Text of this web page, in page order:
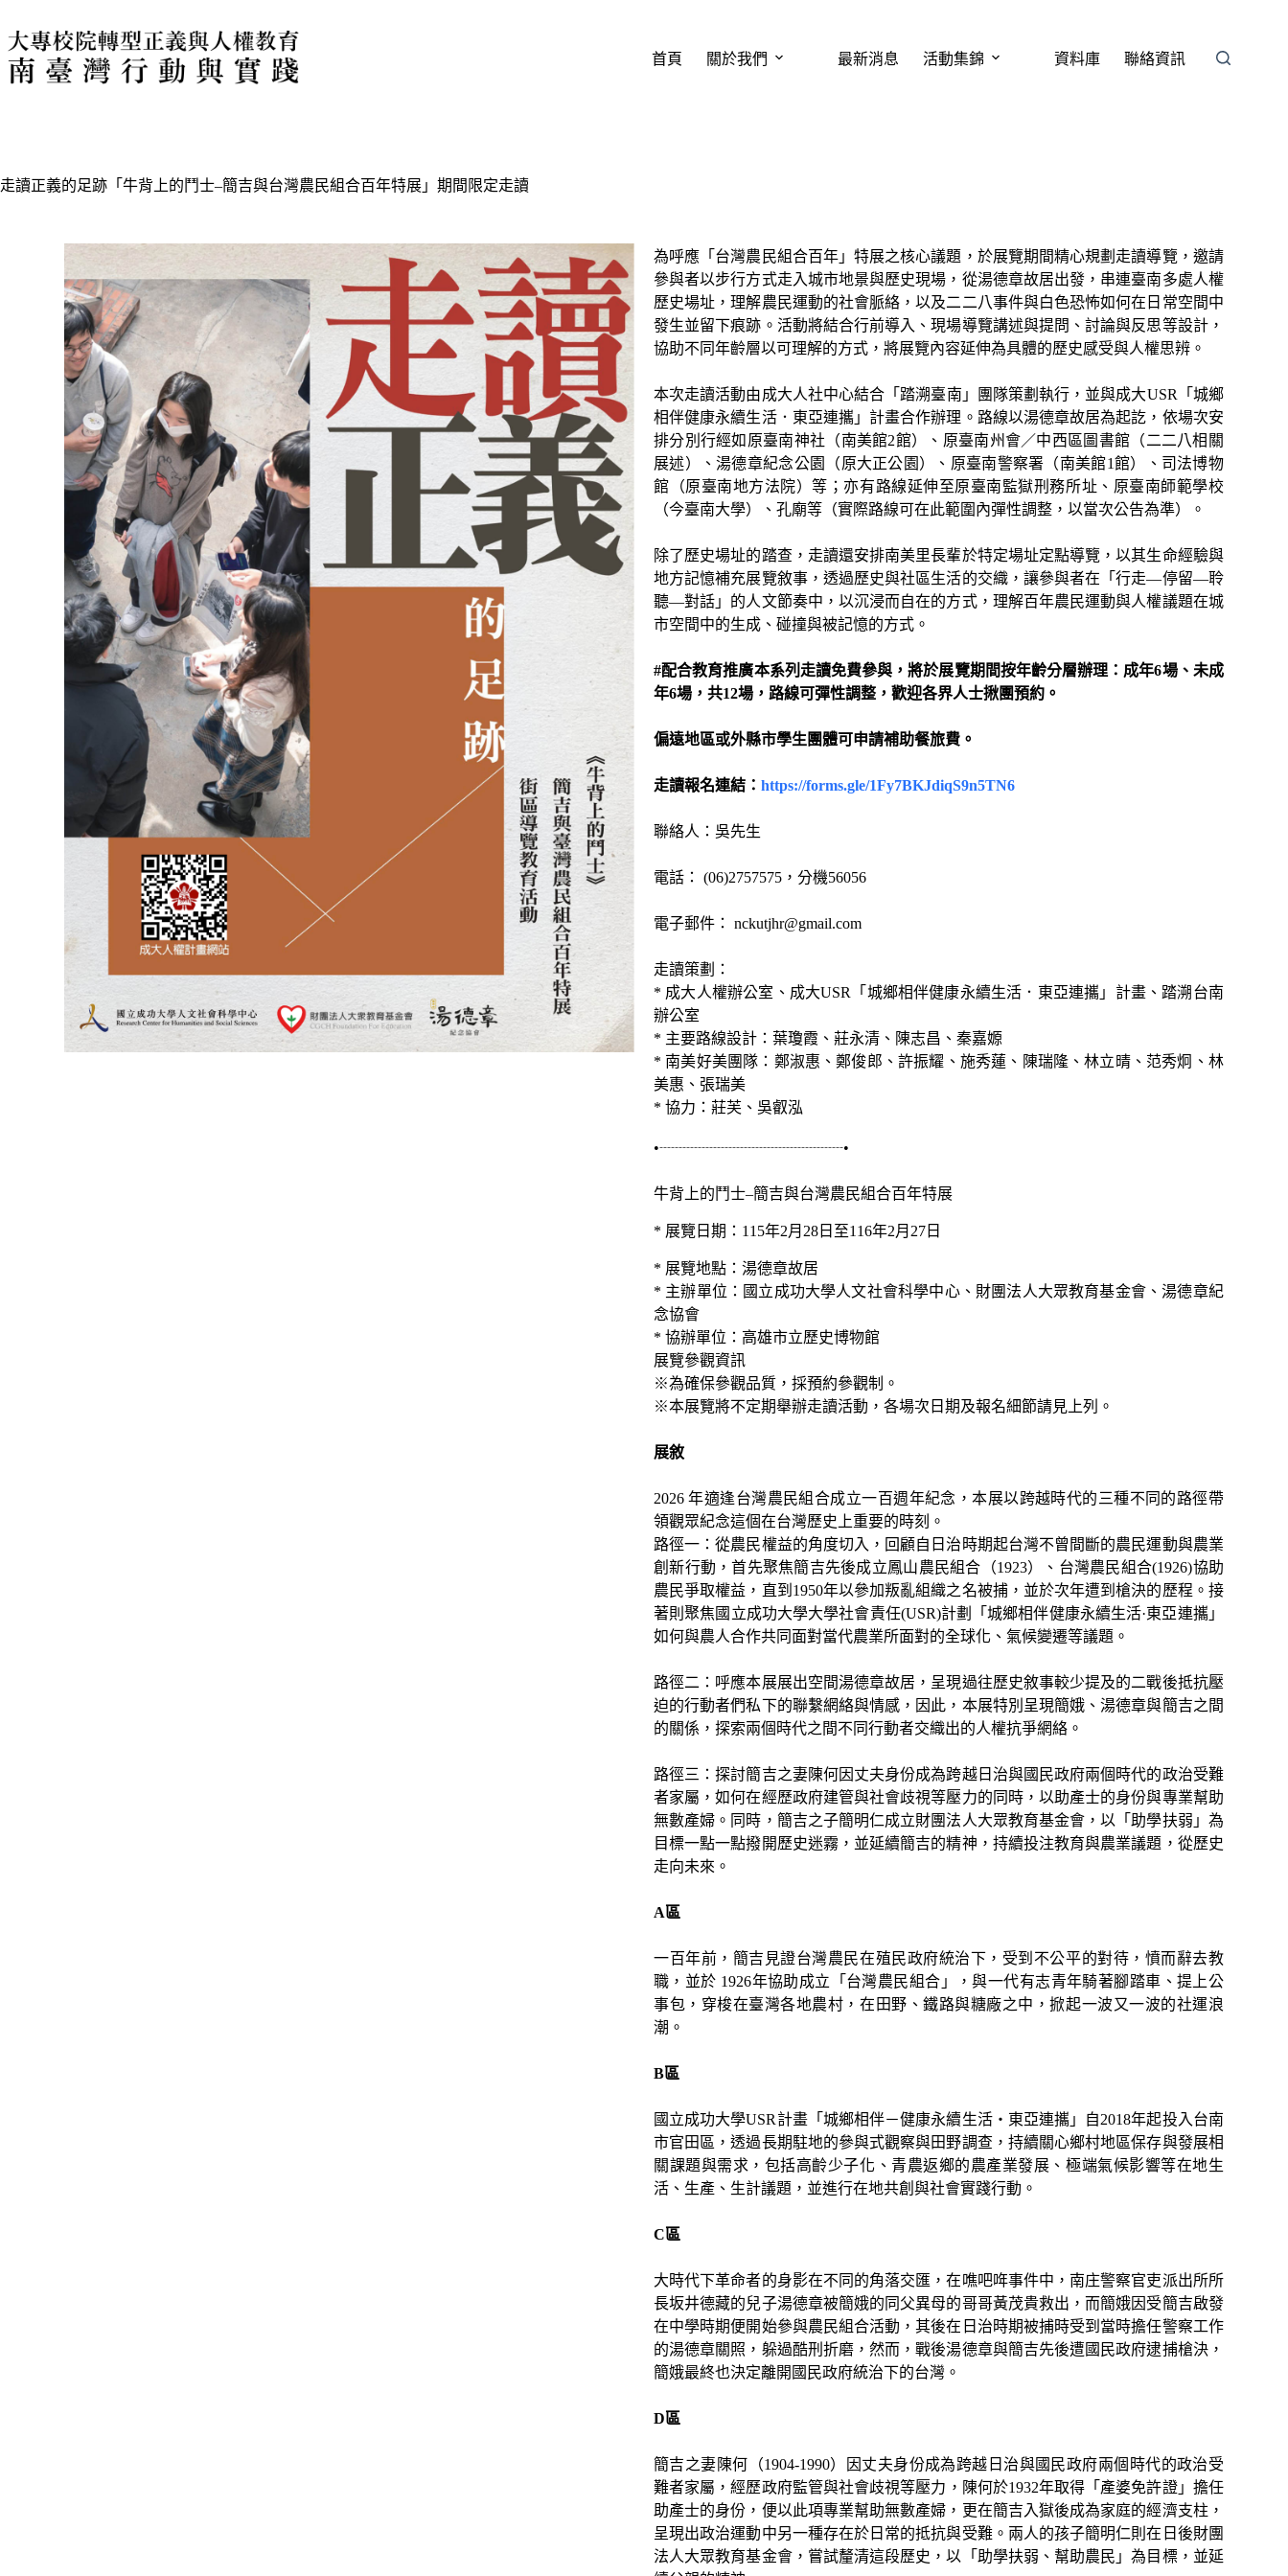
首頁 關於我們 最新消息 活動集錦 資料庫 聯絡資訊
走讀正義的足跡「牛背上的鬥士–簡吉與台灣農民組合百年特展」期間限定走讀
為呼應「台灣農民組合百年」特展之核心議題，於展覽期間精心規劃走讀導覽，邀請
參與者以步行方式走入城市地景與歷史現場，從湯德章故居出發，串連臺南多處人權
歷史場址，理解農民運動的社會脈絡，以及二二八事件與白色恐怖如何在日常空間中
發生並留下痕跡。活動將結合行前導入、現場導覽講述與提問、討論與反思等設計，
協助不同年齡層以可理解的方式，將展覽內容延伸為具體的歷史感受與人權思辨。
本次走讀活動由成大人社中心結合「踏溯臺南」團隊策劃執行，並與成大USR「城鄉
相伴健康永續生活．東亞連攜」計畫合作辦理。路線以湯德章故居為起訖，依場次安
排分別行經如原臺南神社（南美館2館）、原臺南州會／中西區圖書館（二二八相關
展述）、湯德章紀念公園（原大正公園）、原臺南警察署（南美館1館）、司法博物
館（原臺南地方法院）等；亦有路線延伸至原臺南監獄刑務所址、原臺南師範學校
（今臺南大學）、孔廟等（實際路線可在此範圍內彈性調整，以當次公告為準）。
除了歷史場址的踏查，走讀還安排南美里長輩於特定場址定點導覽，以其生命經驗與
地方記憶補充展覽敘事，透過歷史與社區生活的交織，讓參與者在「行走—停留—聆
聽—對話」的人文節奏中，以沉浸而自在的方式，理解百年農民運動與人權議題在城
市空間中的生成、碰撞與被記憶的方式。
#配合教育推廣本系列走讀免費參與，將於展覽期間按年齡分層辦理：成年6場、未成
年6場，共12場，路線可彈性調整，歡迎各界人士揪團預約。
偏遠地區或外縣市學生團體可申請補助餐旅費。
走讀報名連結： https://forms.gle/1Fy7BKJdiqS9n5TN6
聯絡人：吳先生
電話： (06)2757575，分機56056
電子郵件： nckutjhr@gmail.com
走讀策劃：
* 成大人權辦公室、成大USR「城鄉相伴健康永續生活．東亞連攜」計畫、踏溯台南
辦公室
* 主要路線設計：葉瓊霞、莊永清、陳志昌、秦嘉嫄
* 南美好美團隊：鄭淑惠、鄭俊郎、許振耀、施秀蓮、陳瑞隆、林立晴、范秀炯、林
美惠、張瑞美
* 協力：莊芙、吳叡泓
•┈┈┈┈┈┈┈┈┈┈┈┈•
牛背上的鬥士–簡吉與台灣農民組合百年特展
* 展覽日期：115年2月28日至116年2月27日
* 展覽地點：湯德章故居
* 主辦單位：國立成功大學人文社會科學中心、財團法人大眾教育基金會、湯德章紀
念協會
* 協辦單位：高雄市立歷史博物館
展覽參觀資訊
※為確保參觀品質，採預約參觀制。
※本展覽將不定期舉辦走讀活動，各場次日期及報名細節請見上列。
展敘
2026 年適逢台灣農民組合成立一百週年紀念，本展以跨越時代的三種不同的路徑帶
領觀眾紀念這個在台灣歷史上重要的時刻。
路徑一：從農民權益的角度切入，回顧自日治時期起台灣不曾間斷的農民運動與農業
創新行動，首先聚焦簡吉先後成立鳳山農民組合（1923）、台灣農民組合(1926)協助
農民爭取權益，直到1950年以參加叛亂組織之名被捕，並於次年遭到槍決的歷程。接
著則聚焦國立成功大學大學社會責任(USR)計劃「城鄉相伴健康永續生活·東亞連攜」
如何與農人合作共同面對當代農業所面對的全球化、氣候變遷等議題。
路徑二：呼應本展展出空間湯德章故居，呈現過往歷史敘事較少提及的二戰後抵抗壓
迫的行動者們私下的聯繫網絡與情感，因此，本展特別呈現簡娥、湯德章與簡吉之間
的關係，探索兩個時代之間不同行動者交織出的人權抗爭網絡。
路徑三：探討簡吉之妻陳何因丈夫身份成為跨越日治與國民政府兩個時代的政治受難
者家屬，如何在經歷政府建管與社會歧視等壓力的同時，以助產士的身份與專業幫助
無數產婦。同時，簡吉之子簡明仁成立財團法人大眾教育基金會，以「助學扶弱」為
目標一點一點撥開歷史迷霧，並延續簡吉的精神，持續投注教育與農業議題，從歷史
走向未來。
A區
一百年前，簡吉見證台灣農民在殖民政府統治下，受到不公平的對待，憤而辭去教
職，並於 1926年協助成立「台灣農民組合」，與一代有志青年騎著腳踏車、提上公
事包，穿梭在臺灣各地農村，在田野、鐵路與糖廠之中，掀起一波又一波的社運浪
潮。
B區
國立成功大學USR計畫「城鄉相伴－健康永續生活・東亞連攜」自2018年起投入台南
市官田區，透過長期駐地的參與式觀察與田野調查，持續關心鄉村地區保存與發展相
關課題與需求，包括高齡少子化、青農返鄉的農產業發展、極端氣候影響等在地生
活、生產、生計議題，並進行在地共創與社會實踐行動。
C區
大時代下革命者的身影在不同的角落交匯，在噍吧哖事件中，南庄警察官吏派出所所
長坂井德藏的兒子湯德章被簡娥的同父異母的哥哥黃茂貴救出，而簡娥因受簡吉啟發
在中學時期便開始參與農民組合活動，其後在日治時期被捕時受到當時擔任警察工作
的湯德章關照，躲過酷刑折磨，然而，戰後湯德章與簡吉先後遭國民政府逮捕槍決，
簡娥最終也決定離開國民政府統治下的台灣。
D區
簡吉之妻陳何（1904-1990）因丈夫身份成為跨越日治與國民政府兩個時代的政治受
難者家屬，經歷政府監管與社會歧視等壓力，陳何於1932年取得「產婆免許證」擔任
助產士的身份，便以此項專業幫助無數產婦，更在簡吉入獄後成為家庭的經濟支柱，
呈現出政治運動中另一種存在於日常的抵抗與受難。兩人的孩子簡明仁則在日後財團
法人大眾教育基金會，嘗試釐清這段歷史，以「助學扶弱、幫助農民」為目標，並延